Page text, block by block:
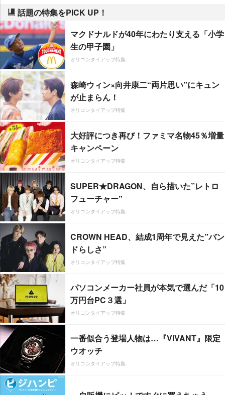
話題の特集をPICK UP！
マクドナルドが40年にわたり支える「小学
生の甲子園」
オリコンタイアップ特集
森崎ウィン×向井康二“両片思い”にキュン
が止まらん！
オリコンタイアップ特集
大好評につき再び！ファミマ名物45％増量
キャンペーン
オリコンタイアップ特集
SUPER★DRAGON、自ら描いた”レトロ
フューチャー”
オリコンタイアップ特集
CROWN HEAD、結成1周年で見えた”バン
ドらしさ”
オリコンタイアップ特集
パソコンメーカー社員が本気で選んだ「10
万円台PC３選」
オリコンタイアップ特集
一番似合う登場人物は…『VIVANT』限定
ウオッチ
オリコンタイアップ特集